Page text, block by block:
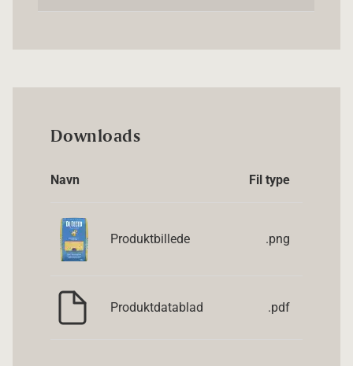
Downloads
Navn Fil type
Produktbillede .png
Produktdatablad .pdf